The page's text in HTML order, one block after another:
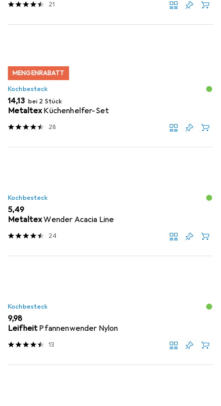
21
MENGENRABATT
Kochbesteck
EUR
14,13 bei 2 Stück
MetaltexKüchenhelfer-Set
28
Kochbesteck
EUR
5,49
MetaltexWender Acacia Line
24
Kochbesteck
EUR
9,98
Leifheit Pfannenwender Nylon
13